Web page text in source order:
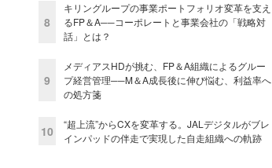
8
キリングループの事業ポートフォリオ変革を支え
るFP＆A──コーポレートと事業会社の「戦略対
話」とは？
9
メディアスHDが挑む、FP＆A組織によるグルー
プ経営管理──M＆A成長後に伸び悩む、利益率へ
の処方箋
10
“超上流”からCXを変革する。JALデジタルがブレ
インパッドの伴走で実現した自走組織への軌跡